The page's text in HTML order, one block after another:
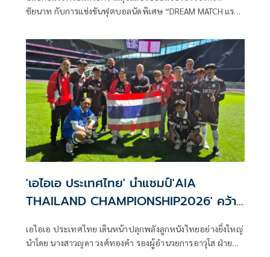
ชัยนาท กับการแข่งขันฟุตบอลนัดพิเศษ “DREAM MATCH แรง
บริหารส่วนจังหวัดชัยนาท (เขาพลอง สเตเดียม) เมื่อวันที่ 5
กรกฎาคม ที่สร้างปรากฏการณ์ด้วยการนำทีมรวมดาราอินฟลู
เอ็นเซอร์ชื่อดังมาฟาดแข้งกับ สโมสรชัยนาท ฮอร์นบิล, องค์การ
บริหารส่วนจังหวัดชัยนาท และ โรงเรียนองค์การบริหารส่วน
จังหวัดชัยนาท เพื่อสร้างแรงบันดาลใจให้เยาวชนและร่วมปลุก
กระแสฟุตบอลท้องถิ่นให้กลับมาคึกคักอีกครั้ง
'เอไอเอ ประเทศไทย' นำแชมป์'AIA
THAILAND CHAMPIONSHIP2026' คว้า
เอไอเอ ประเทศไทย เดินหน้าปลุกพลังลูกหนังไทยอย่างยิ่งใหญ่
นำโดย นางสาวญดา วงศ์ทองคำ รองผู้อำนวยการอาวุโส ฝ่าย